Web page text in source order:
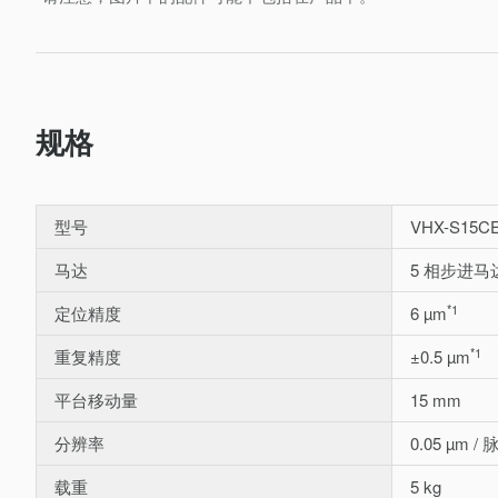
规格
型号
VHX-
马达
5 相步进马
定位精度
6 µm*1
重复精度 ±0.5 µm*1
平台移动量
15 mm
分辨率
0.05 µm /
载重
5 kg